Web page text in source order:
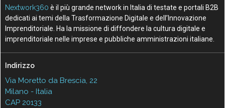
Nextwork360 è il più grande network in Italia di testate e portali B2B
dedicati ai temi della Trasformazione Digitale e dell’Innovazione
Imprenditoriale. Ha la missione di diffondere la cultura digitale e
imprenditoriale nelle imprese e pubbliche amministrazioni italiane.
Indirizzo
Via Moretto da Brescia, 22
Milano - Italia
CAP 20133